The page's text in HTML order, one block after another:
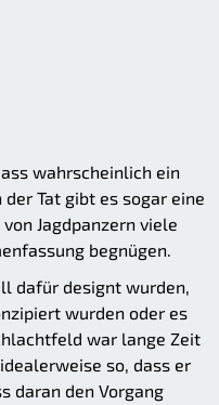
wahrscheinlich ein
Tat gibt es sogar eine
Jagdpanzern viele
begnügen.
dafür designt wurden,
wurden oder es
war lange Zeit
so, dass er
daran den Vorgang